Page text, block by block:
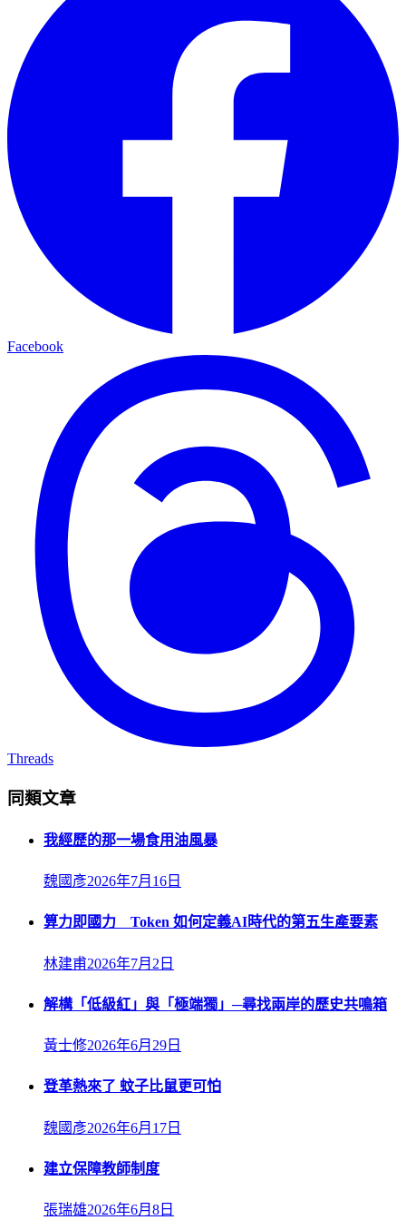
Facebook
Threads
同類文章
我經歷的那一場食用油風暴
魏國彥2026年7月16日
算力即國力 Token 如何定義AI時代的第五生產要素
林建甫2026年7月2日
解構「低級紅」與「極端獨」─尋找兩岸的歷史共鳴箱
黃士修2026年6月29日
登革熱來了 蚊子比鼠更可怕
魏國彥2026年6月17日
建立保障教師制度
張瑞雄2026年6月8日